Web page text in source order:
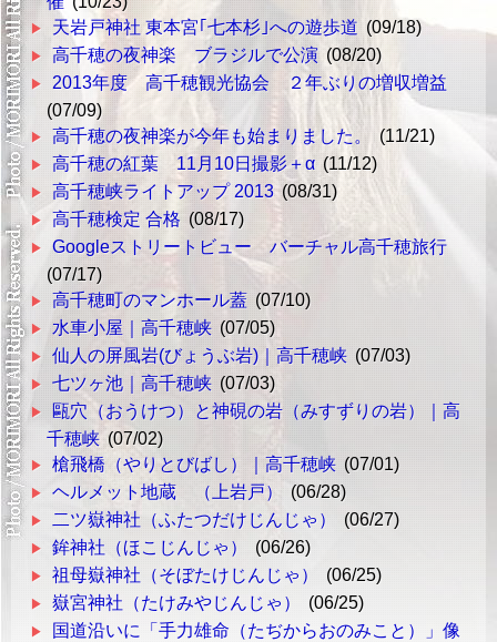
天岩戸神社 東本宮｢七本杉｣への遊歩道 (09/18)
高千穂の夜神楽 ブラジルで公演 (08/20)
2013年度 高千穂観光協会 ２年ぶりの増収増益
(07/09)
高千穂の夜神楽が今年も始まりました。
(11/21)
高千穂の紅葉 11月10日撮影＋α (11/12)
高千穂峡ライトアップ 2013 (08/31)
高千穂検定 合格 (08/17)
Googleストリートビュー バーチャル高千穂旅行
(07/17)
高千穂町のマンホール蓋 (07/10)
水車小屋｜高千穂峡 (07/05)
仙人の屏風岩(びょうぶ岩)｜高千穂峡 (07/03)
七ツヶ池｜高千穂峡 (07/03)
甌穴（おうけつ）と神硯の岩（みすずりの岩）｜高
千穂峡(07/02)
槍飛橋（やりとびばし）｜高千穂峡 (07/01)
ヘルメット地蔵 （上岩戸）
(06/28)
二ツ嶽神社（ふたつだけじんじゃ）
(06/27)
鉾神社（ほこじんじゃ）
(06/26)
祖母嶽神社（そぼたけじんじゃ）
(06/25)
嶽宮神社（たけみやじんじゃ）
(06/25)
国道沿いに「手力雄命（たぢからおのみこと）」像